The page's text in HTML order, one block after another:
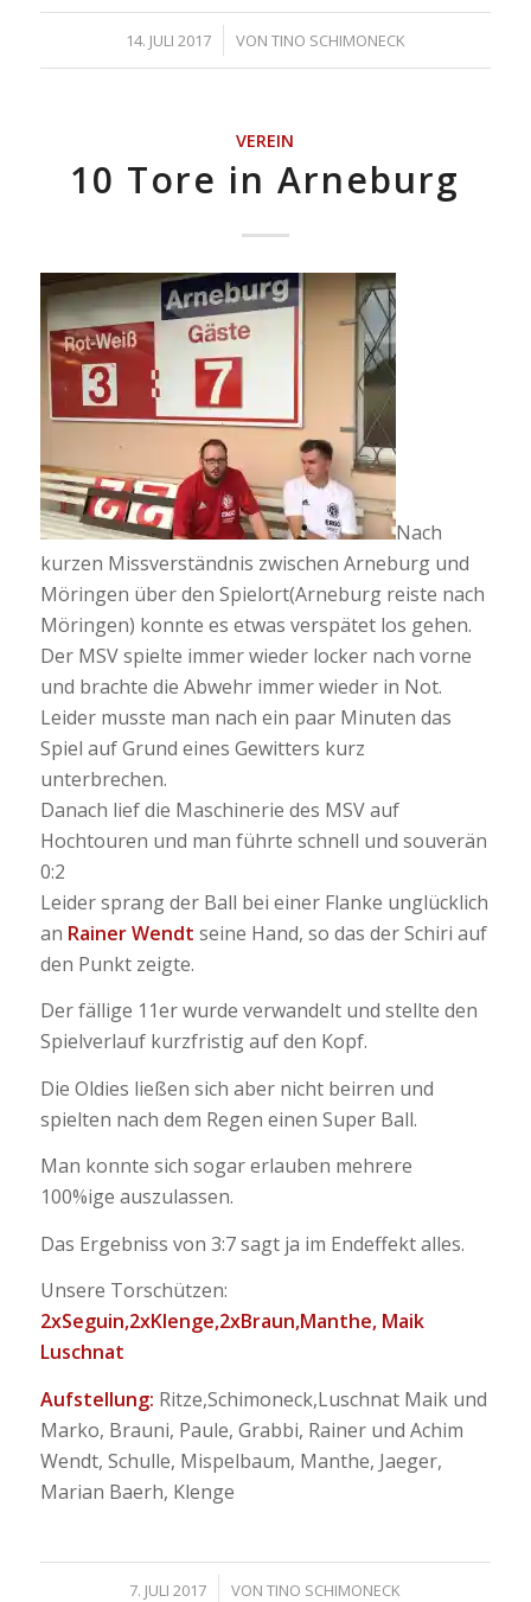
14. JULI 2017
/ VON TINO SCHIMONECK
VEREIN
10 Tore in Arneburg
Nach
kurzen Missverständnis zwischen Arneburg und
Möringen über den Spielort(Arneburg reiste nach
Möringen) konnte es etwas verspätet los gehen.
Der MSV spielte immer wieder locker nach vorne
und brachte die Abwehr immer wieder in Not.
Leider musste man nach ein paar Minuten das
Spiel auf Grund eines Gewitters kurz
unterbrechen.
Danach lief die Maschinerie des MSV auf
Hochtouren und man führte schnell und souverän
0:2
Leider sprang der Ball bei einer Flanke unglücklich
an Rainer Wendt seine Hand, so das der Schiri auf
den Punkt zeigte.
Der fällige 11er wurde verwandelt und stellte den
Spielverlauf kurzfristig auf den Kopf.
Die Oldies ließen sich aber nicht beirren und
spielten nach dem Regen einen Super Ball.
Man konnte sich sogar erlauben mehrere
100%ige auszulassen.
Das Ergebniss von 3:7 sagt ja im Endeffekt alles.
Unsere Torschützen:
2xSeguin,2xKlenge,2xBraun,Manthe, Maik
Luschnat
Aufstellung: Ritze,Schimoneck,Luschnat Maik und
Marko, Brauni, Paule, Grabbi, Rainer und Achim
Wendt, Schulle, Mispelbaum, Manthe, Jaeger,
Marian Baerh, Klenge
7. JULI 2017
/ VONTINO SCHIMONECK